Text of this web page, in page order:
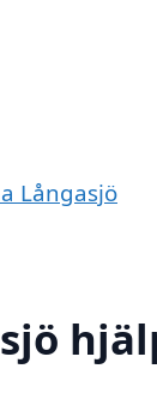
Långasjö